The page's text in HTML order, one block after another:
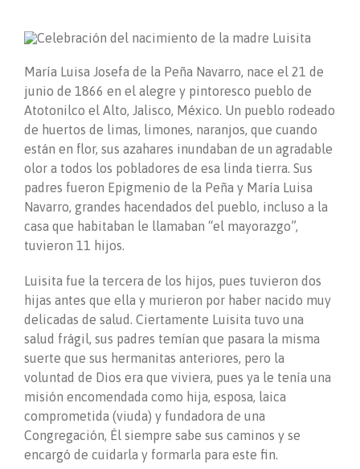
María Luisa Josefa de la Peña Navarro, nace el 21 de
junio de 1866 en el alegre y pintoresco pueblo de
Atotonilco el Alto, Jalisco, México. Un pueblo rodeado
de huertos de limas, limones, naranjos, que cuando
están en flor, sus azahares inundaban de un agradable
olor a todos los pobladores de esa linda tierra. Sus
padres fueron Epigmenio de la Peña y María Luisa
Navarro, grandes hacendados del pueblo, incluso a la
casa que habitaban le llamaban “el mayorazgo”,
tuvieron 11 hijos.
Luisita fue la tercera de los hijos, pues tuvieron dos
hijas antes que ella y murieron por haber nacido muy
delicadas de salud. Ciertamente Luisita tuvo una
salud frágil, sus padres temían que pasara la misma
suerte que sus hermanitas anteriores, pero la
voluntad de Dios era que viviera, pues ya le tenía una
misión encomendada como hija, esposa, laica
comprometida (viuda) y fundadora de una
Congregación, Él siempre sabe sus caminos y se
encargó de cuidarla y formarla para este fin.